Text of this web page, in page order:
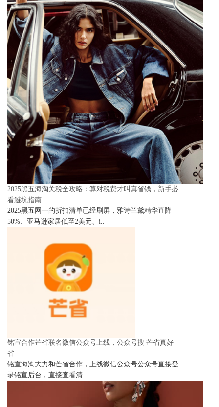
2025黑五海淘关税全攻略：算对税费才叫真省钱，新手必
看避坑指南
2025黑五网一的折扣清单已经刷屏，雅诗兰黛精华直降
50%、亚马逊家居低至2美元、i..
铭宣合作芒省联名微信公众号上线，公众号搜 芒省真好
省
铭宣海淘大力和芒省合作，上线微信公众号公众号直接登
录铭宣后台，直接查看清..